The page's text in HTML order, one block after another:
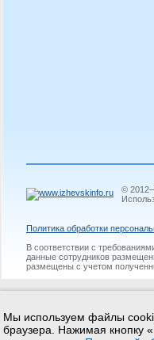
©
Политикa обработки
В соответствии с
данные сотрудников
размещены с учетом
Мы используем файлы
браузера. Нажимая кнопку